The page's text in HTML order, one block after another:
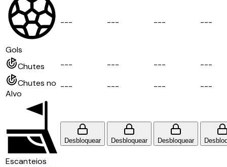
Gols
--- --- --- ---
Chutes --- --- --- ---
Chutes no
Alvo
--- --- --- ---
Escanteios
Desbloquear Desbloquear Desbloquear